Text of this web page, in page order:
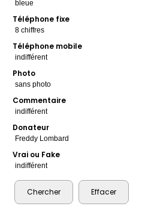
Téléphone fixe
Téléphone mobile
Photo
Commentaire
Donateur
Vrai ou Fake